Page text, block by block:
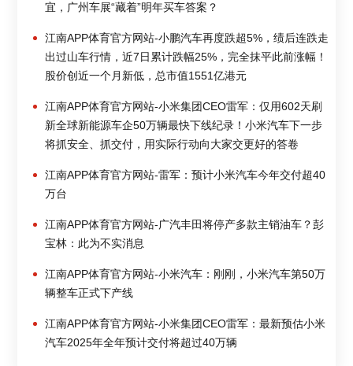
宜，广州车展“藏着”明年买车答案？
江南APP体育官方网站-小鹏汽车再度跌超5%，绩后连跌走
出过山车行情，近7日累计跌幅25%，完全抹平此前涨幅！
股价创近一个月新低，总市值1551亿港元
江南APP体育官方网站-小米集团CEO雷军：仅用602天刷
新全球新能源车企50万辆最快下线纪录！小米汽车下一步
将抓安全、抓交付，用实际行动向大家交更好的答卷
江南APP体育官方网站-雷军：预计小米汽车今年交付超40
万台
江南APP体育官方网站-广汽丰田将停产多款主销油车？彭
宝林：此为不实消息
江南APP体育官方网站-小米汽车：刚刚，小米汽车第50万
辆整车正式下产线
江南APP体育官方网站-小米集团CEO雷军：最新预估小米
汽车2025年全年预计交付将超过40万辆